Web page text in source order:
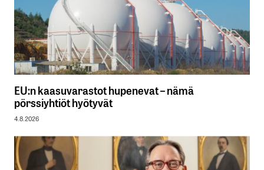
EU:n kaasuvarastot hupenevat – nämä
pörssiyhtiöt hyötyvät
4.8.2026